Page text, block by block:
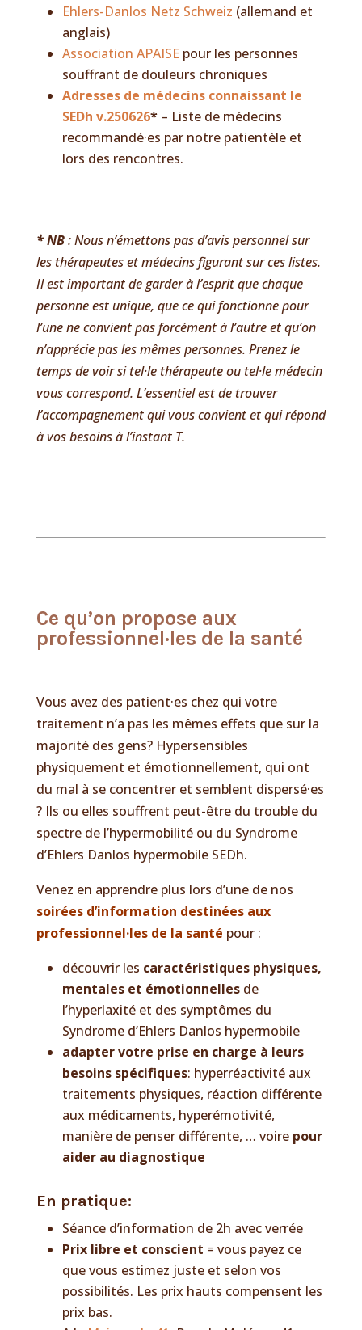
Ehlers-Danlos Netz Schweiz (allemand et
anglais)
Association APAISEpour les personnes
souffrant de douleurs chroniques
Adresses de médecins connaissant le
SEDh v.250626*– Liste de médecins
recommandé·es par notre patientèle et
lors des rencontres.
* NB: Nous n’émettons pas d’avis personnel sur
les thérapeutes et médecins figurant sur ces listes.
Il est important de garder à l’esprit que chaque
personne est unique, que ce qui fonctionne pour
l’une ne convient pas forcément à l’autre et qu’on
n’apprécie pas les mêmes personnes. Prenez le
temps de voir si tel·le thérapeute ou tel·le médecin
vous correspond. L’essentiel est de trouver
l’accompagnement qui vous convient et qui répond
à vos besoins à l’instant T.
Ce qu’on propose aux
professionnel·les de la santé
Vous avez des patient·es chez qui votre
traitement n’a pas les mêmes effets que sur la
majorité des gens? Hypersensibles
physiquement et émotionnellement, qui ont
du mal à se concentrer et semblent dispersé·es
? Ils ou elles souffrent peut-être du trouble du
spectre de l’hypermobilité ou du Syndrome
d’Ehlers Danlos hypermobile SEDh.
Venez en apprendre plus lors d’une de nos
soirées d’information destinées aux
professionnel·les de la santé pour :
découvrir les caractéristiques physiques,
mentales et émotionnellesde
l’hyperlaxité et des symptômes du
Syndrome d’Ehlers Danlos hypermobile
adapter votre prise en charge à leurs
besoins spécifiques: hyperréactivité aux
traitements physiques, réaction différente
aux médicaments, hyperémotivité,
manière de penser différente, … voire pour
aider au diagnostique
En pratique:
Séance d’information de 2h avec verrée
Prix libre et conscient = vous payez ce
que vous estimez juste et selon vos
possibilités. Les prix hauts compensent les
prix bas.